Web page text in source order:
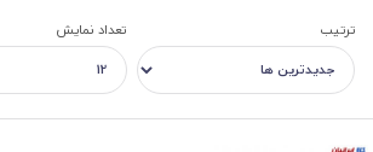
ترتیب تعداد نمایش